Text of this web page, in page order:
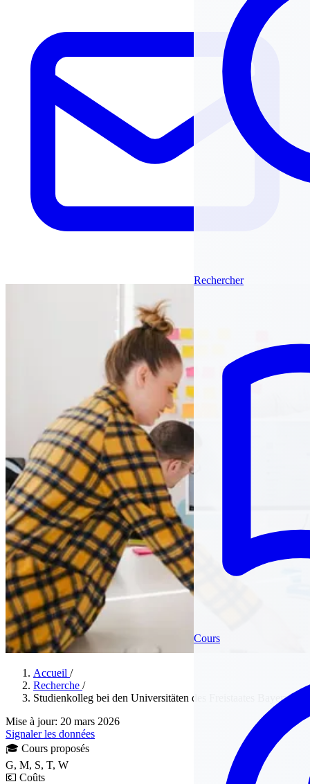
Rechercher
Cours
Accueil /
Recherche /
Studienkolleg bei den Universitäten des Freistaates Bayern
Mise à jour: 20 mars 2026
Signaler les données
🎓 Cours proposés
G, M, S, T, W
💶 Coûts